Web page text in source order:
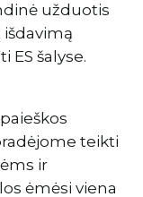
užduotis
šalyse.
teikti
ir
ėmėsi viena